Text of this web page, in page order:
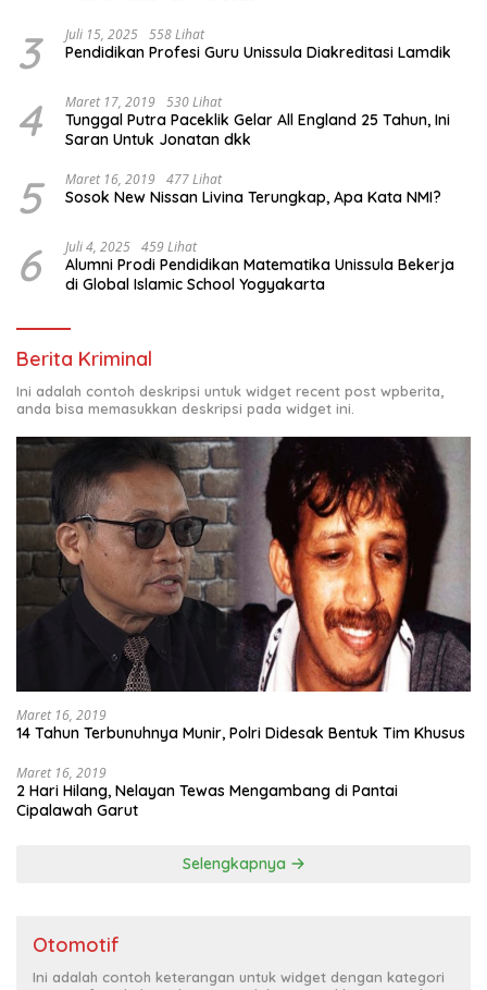
3 Juli 15, 2025 558 Lihat
Pendidikan Profesi Guru Unissula Diakreditasi Lamdik
4 Maret 17, 2019 530 Lihat
Tunggal Putra Paceklik Gelar All England 25 Tahun, Ini
Saran Untuk Jonatan dkk
5 Maret 16, 2019 477 Lihat
Sosok New Nissan Livina Terungkap, Apa Kata NMI?
6 Juli 4, 2025 459 Lihat
Alumni Prodi Pendidikan Matematika Unissula Bekerja
di Global Islamic School Yogyakarta
Berita Kriminal
Ini adalah contoh deskripsi untuk widget recent post wpberita,
anda bisa memasukkan deskripsi pada widget ini.
Maret 16, 2019
14 Tahun Terbunuhnya Munir, Polri Didesak Bentuk Tim Khusus
Maret 16, 2019
2 Hari Hilang, Nelayan Tewas Mengambang di Pantai
Cipalawah Garut
Selengkapnya
Otomotif
Ini adalah contoh keterangan untuk widget dengan kategori